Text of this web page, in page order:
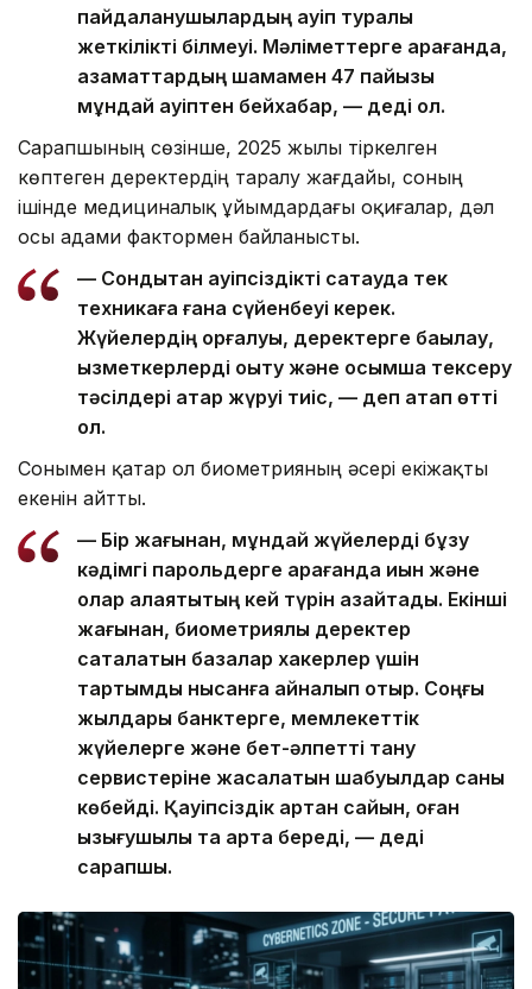
пайдаланушылардың қауіп туралы
жеткілікті білмеуі. Мәліметтерге қарағанда,
азаматтардың шамамен 47 пайызы
мұндай қауіптен бейхабар, — деді ол.
Сарапшының сөзінше, 2025 жылы тіркелген
көптеген деректердің таралу жағдайы, соның
ішінде медициналық ұйымдардағы оқиғалар, дәл
осы адами фактормен байланысты.
— Сондықтан қауіпсіздікті сақтауда тек
техникаға ғана сүйенбеуі керек.
Жүйелердің қорғалуы, деректерге бақылау,
қызметкерлерді оқыту және қосымша тексеру
тәсілдері қатар жүруі тиіс, — деп атап өтті
ол.
Сонымен қатар ол биометрияның әсері екіжақты
екенін айтты.
— Бір жағынан, мұндай жүйелерді бұзу
кәдімгі парольдерге қарағанда қиын және
олар алаяқтықтың кей түрін азайтады. Екінші
жағынан, биометриялық деректер
сақталатын базалар хакерлер үшін
тартымды нысанға айналып отыр. Соңғы
жылдары банктерге, мемлекеттік
жүйелерге және бет-әлпетті тану
сервистеріне жасалатын шабуылдар саны
көбейді. Қауіпсіздік артқан сайын, оған
қызығушылық та арта береді, — деді
сарапшы.